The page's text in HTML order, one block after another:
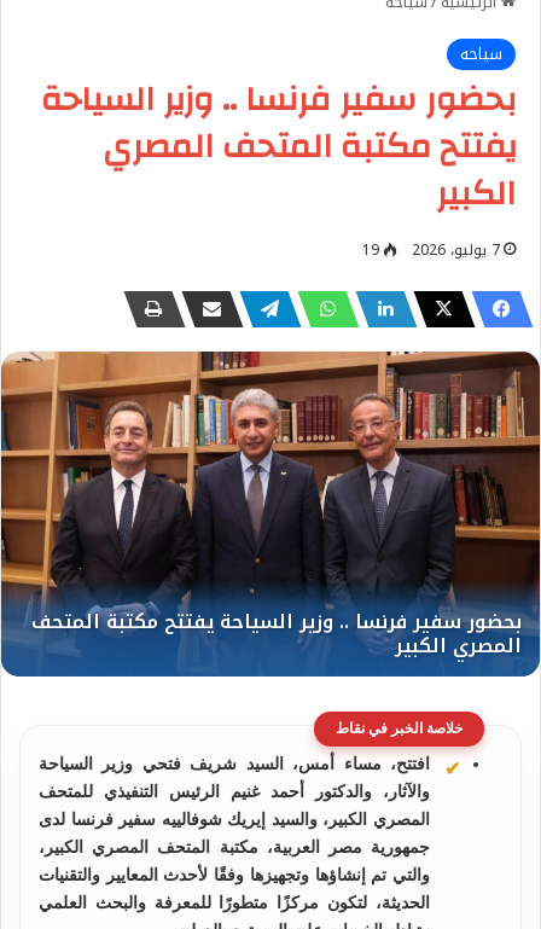
سياحه
بحضور سفير فرنسا .. وزير السياحة
يفتتح مكتبة المتحف المصري
الكبير
7 يوليو، 2026 19
خلاصة الخبر في نقاط
افتتح، مساء أمس، السيد شريف فتحي وزير السياحة
والآثار، والدكتور أحمد غنيم الرئيس التنفيذي للمتحف
المصري الكبير، والسيد إيريك شوفالييه سفير فرنسا لدى
جمهورية مصر العربية، مكتبة المتحف المصري الكبير،
والتي تم إنشاؤها وتجهيزها وفقًا لأحدث المعايير والتقنيات
الحديثة، لتكون مركزًا متطورًا للمعرفة والبحث العلمي